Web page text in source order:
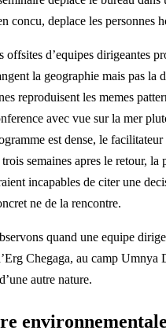
concu, deplace les personnes
offsites d’equipes dirigeantes
la geographie mais pas la
reproduisent les memes
avec vue sur la mer
est dense, le facilitateur
semaines apres le retour, la
incapables de citer une
ne de la rencontre.
quand une equipe
Chegaga, au camp Umnya
autre nature.